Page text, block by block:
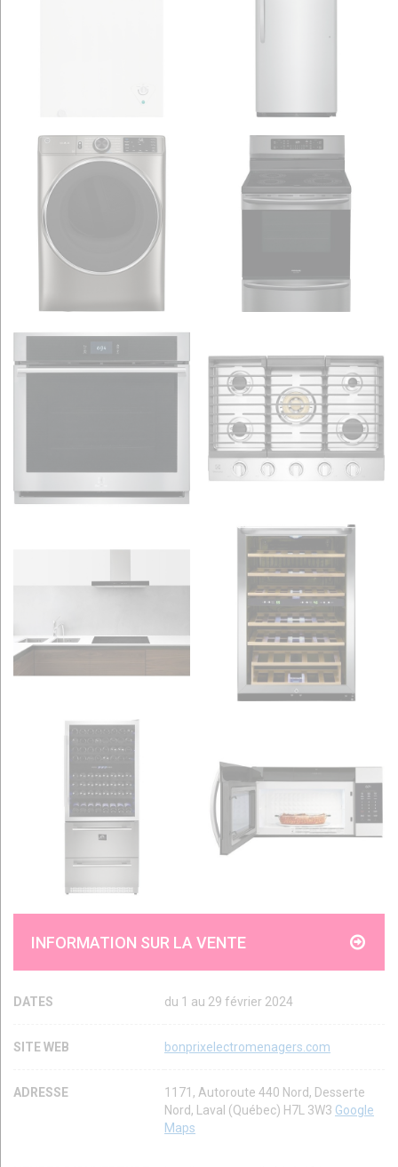
INFORMATION SUR LA VENTE
DATES du 1 au 29 février 2024
SITE WEB bonprixelectromenagers.com
ADRESSE
1171, Autoroute 440 Nord, Desserte
Nord, Laval (Québec) H7L 3W3 Google
Maps